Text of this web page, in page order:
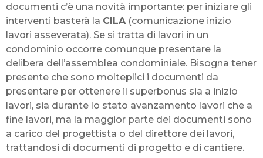
documenti c’è una novità importante: per iniziare gli
interventi basterà la CILA(comunicazione inizio
lavori asseverata). Se si tratta di lavori in un
condominio occorre comunque presentare la
delibera dell’assemblea condominiale. Bisogna tener
presente che sono molteplici i documenti da
presentare per ottenere il superbonus sia a inizio
lavori, sia durante lo stato avanzamento lavori che a
fine lavori, ma la maggior parte dei documenti sono
a carico del progettista o del direttore dei lavori,
trattandosi di documenti di progetto e di cantiere.